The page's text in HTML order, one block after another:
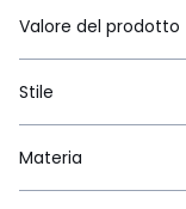
Valore del prodotto
Stile
Materia